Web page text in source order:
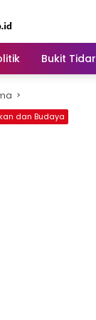
Bukit Tidar
dan Budaya